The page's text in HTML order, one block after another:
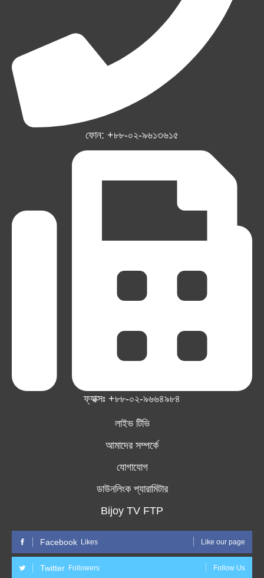
ফোন: +৮৮-০২-৯৬১৩৬১৫
ফ্যাক্সঃ +৮৮-০২-৯৬৬৪৯৮৪
লাইভ টিভি
আমাদের সম্পর্কে
যোগাযোগ
ডাউনলিংক প্যারামিটার
Bijoy TV FTP
Facebook Likes Like our page
Twitter Followers Follow Us